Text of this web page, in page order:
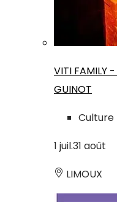
VITI FAMILY -
GUINOT
Culture
1 juil.31 août
LIMOUX